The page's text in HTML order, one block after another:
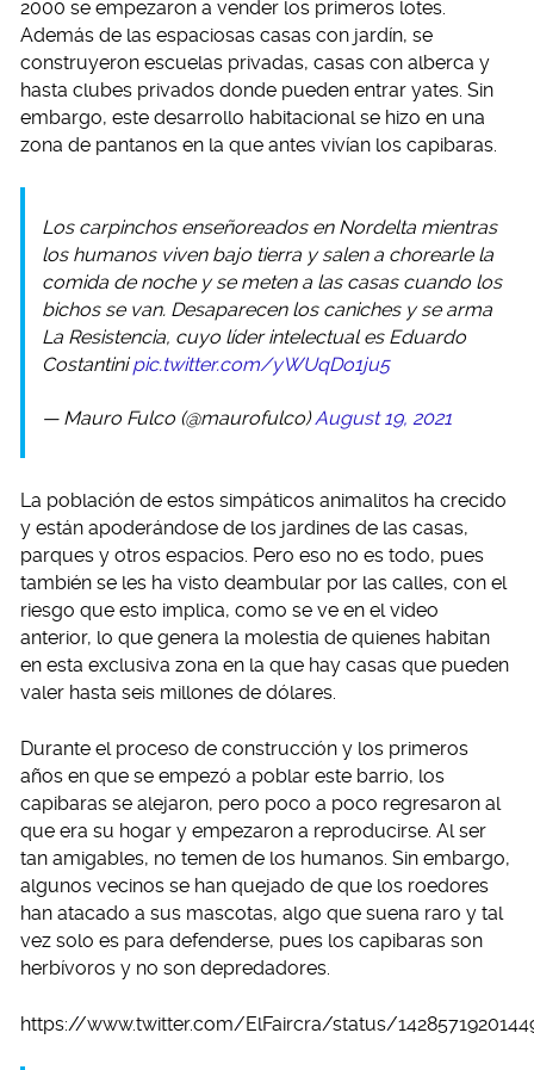
2000 se empezaron a vender los primeros lotes.
Además de las espaciosas casas con jardín, se
construyeron escuelas privadas, casas con alberca y
hasta clubes privados donde pueden entrar yates. Sin
embargo, este desarrollo habitacional se hizo en una
zona de pantanos en la que antes vivían los capibaras.
Los carpinchos enseñoreados en Nordelta mientras
los humanos viven bajo tierra y salen a chorearle la
comida de noche y se meten a las casas cuando los
bichos se van. Desaparecen los caniches y se arma
La Resistencia, cuyo líder intelectual es Eduardo
Costantinipic.twitter.com/yWUqDo1ju5
— Mauro Fulco (@maurofulco)August 19, 2021
La población de estos simpáticos animalitos ha crecido
y están apoderándose de los jardines de las casas,
parques y otros espacios. Pero eso no es todo, pues
también se les ha visto deambular por las calles, con el
riesgo que esto implica, como se ve en el video
anterior, lo que genera la molestia de quienes habitan
en esta exclusiva zona en la que hay casas que pueden
valer hasta seis millones de dólares.
Durante el proceso de construcción y los primeros
años en que se empezó a poblar este barrio, los
capibaras se alejaron, pero poco a poco regresaron al
que era su hogar y empezaron a reproducirse. Al ser
tan amigables, no temen de los humanos. Sin embargo,
algunos vecinos se han quejado de que los roedores
han atacado a sus mascotas, algo que suena raro y tal
vez solo es para defenderse, pues los capibaras son
herbívoros y no son depredadores.
https://www.twitter.com/ElFaircra/status/